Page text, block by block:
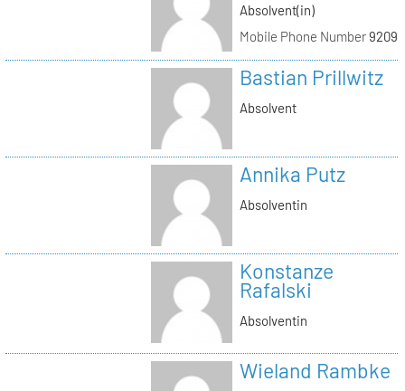
Absolvent(in)
Mobile Phone Number
Bastian Prillwitz
Absolvent
Annika Putz
Absolventin
Konstanze
Rafalski
Absolventin
Wieland Rambke